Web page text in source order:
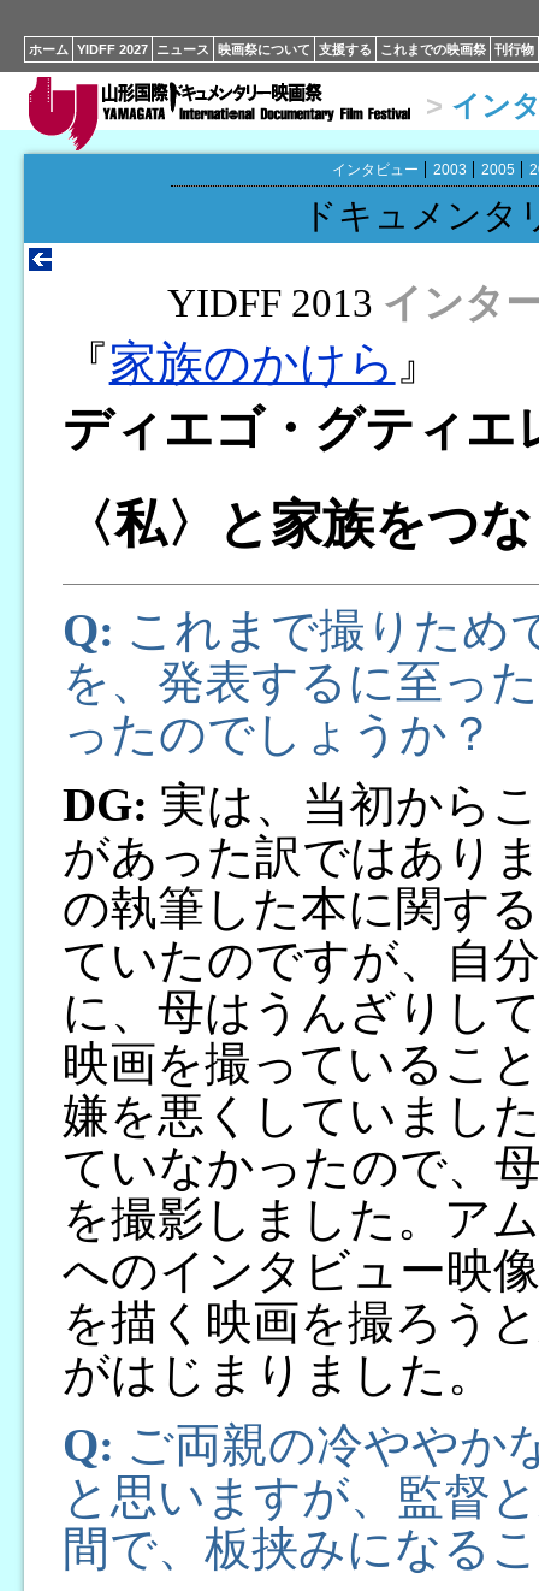
ホーム YIDFF 2027 ニュース 映画祭について 支援する これまでの映画祭 刊行物
> イン
インタビュー 2003 2005
ドキュメン
YIDFF 2013 インタ
『家族のかけら 』
ディエゴ・グティエ
〈私〉と家族をつ
Q: これまで撮りため
を、発表するに至っ
ったのでしょうか？
DG: 実は、当初から
があった訳ではあり
の執筆した本に関す
ていたのですが、自
に、母はうんざりし
映画を撮っているこ
嫌を悪くしていまし
ていなかったので、
を撮影しました。ア
へのインタビュー映
を描く映画を撮ろう
がはじまりました。
Q: ご両親の冷ややか
と思いますが、監督
間で、板挟みになる